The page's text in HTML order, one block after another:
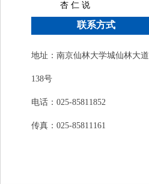
杏 仁 说
联系方式
地址：南京仙林大学城仙林大道
138号
电话：025-85811852
传真：025-85811161